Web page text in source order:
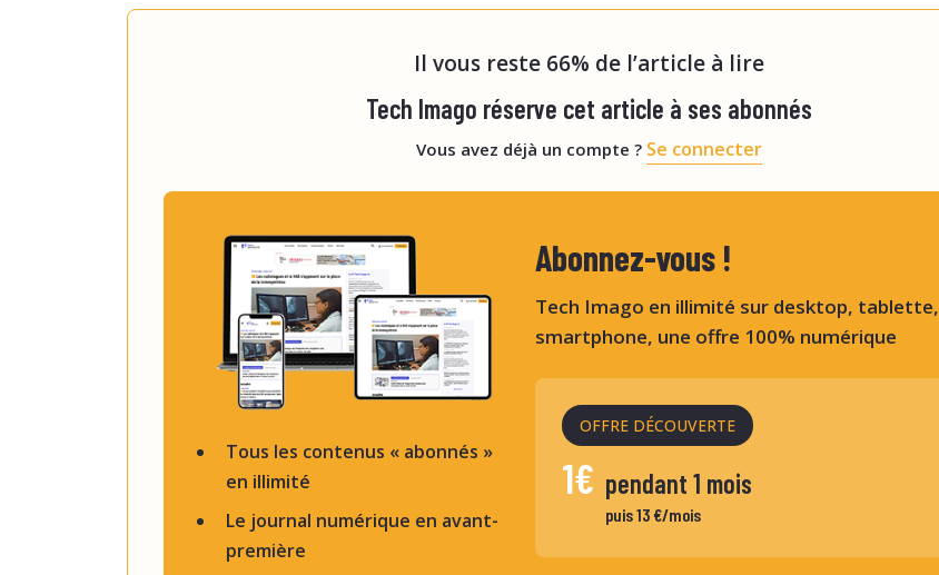
Il vous reste 66% de l’article à lire
Tech Imago réserve cet article à ses abonnés
Vous avez déjà un compte ? Se connecter
Tous les contenus « abonnés »
en illimité
Le journal numérique en avant-
première
Abonnez-vous !
Tech Imago en illimité sur desktop, tablette,
smartphone, une offre 100% numérique
OFFRE DÉCOUVERTE
1€ pendant 1 mois
puis 13 €/mois